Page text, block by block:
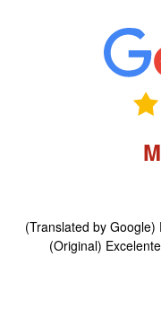
(Translated by
(Original)